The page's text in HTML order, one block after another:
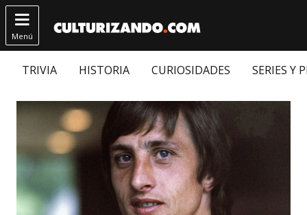

Menú
TRIVIA HISTORIA CURIOSIDADES SERIES Y